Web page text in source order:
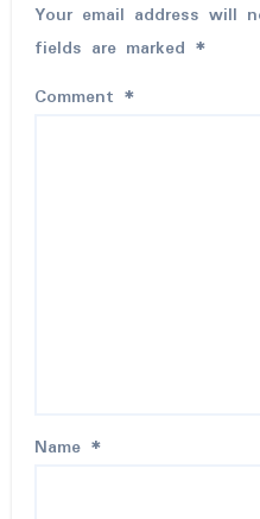
Your email address will
fields are marked *
Comment *
Name *